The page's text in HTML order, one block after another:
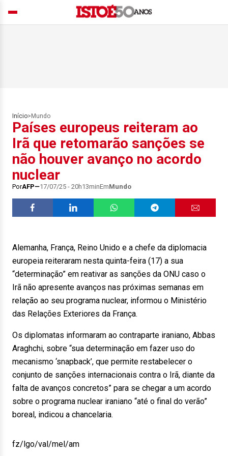
Início> Mundo
Países europeus reiteram ao
Irã que retomarão sanções se
não houver avanço no acordo
nuclear
PorAFP 17/07/25 - 20h13minEmMundo
Alemanha, França, Reino Unido e a chefe da diplomacia
europeia reiteraram nesta quinta-feira (17) a sua
“determinação” em reativar as sanções da ONU caso o
Irã não apresente avanços nas próximas semanas em
relação ao seu programa nuclear, informou o Ministério
das Relações Exteriores da França.
Os diplomatas informaram ao contraparte iraniano, Abbas
Araghchi, sobre “sua determinação em fazer uso do
mecanismo ‘snapback’, que permite restabelecer o
conjunto de sanções internacionais contra o Irã, diante da
falta de avanços concretos” para se chegar a um acordo
sobre o programa nuclear iraniano “até o final do verão”
boreal, indicou a chancelaria.
fz/lgo/val/mel/am